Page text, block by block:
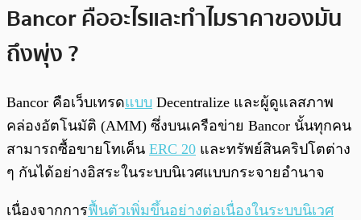
Bancor คืออะไรและทำไมราคาของมัน
ถึงพุ่ง ?
Bancor คือเว็บเทรดแบบ Decentralize และผู้ดูแลสภาพ
คล่องอัตโนมัติ (AMM) ซึ่งบนเครือข่าย Bancor นั้นทุกคน
สามารถซื้อขายโทเค็น ERC 20 และทรัพย์สินคริปโตต่าง
ๆ กันได้อย่างอิสระในระบบนิเวศแบบกระจายอำนาจ
เนื่องจากการฟื้นตัวเพิ่มขึ้นอย่างต่อเนื่องในระบบนิเวศ